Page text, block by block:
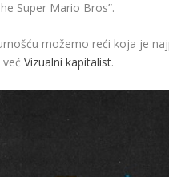
Super Mario Bros”.
možemo reći koja je
većVizualni kapitalist.